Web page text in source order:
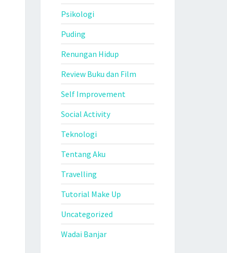
Psikologi
Puding
Renungan Hidup
Review Buku dan Film
Self Improvement
Social Activity
Teknologi
Tentang Aku
Travelling
Tutorial Make Up
Uncategorized
Wadai Banjar